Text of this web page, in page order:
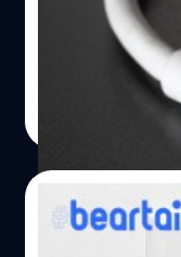
กับที่ช่างภาพไว้ต
ก่อนถ่ายภาพ…
เพิ่มแบนด์วิดธ์สูง
ส่วนถ้าเป็น USB
เท่านั้นเอง คุณลั
Two-lane ผ่านพ
การโอนถ่ายข้อมู
การโอนถ่ายควา
ความเร็วสูงสุดไ
ทำให้ผู้ใช้งานสา
ได้อีกด้วย อีกทั้งยั
วัชรกุล พัฒนาประทีป|
22/08/2019
เสียบแล้วเสียว! (ถูก